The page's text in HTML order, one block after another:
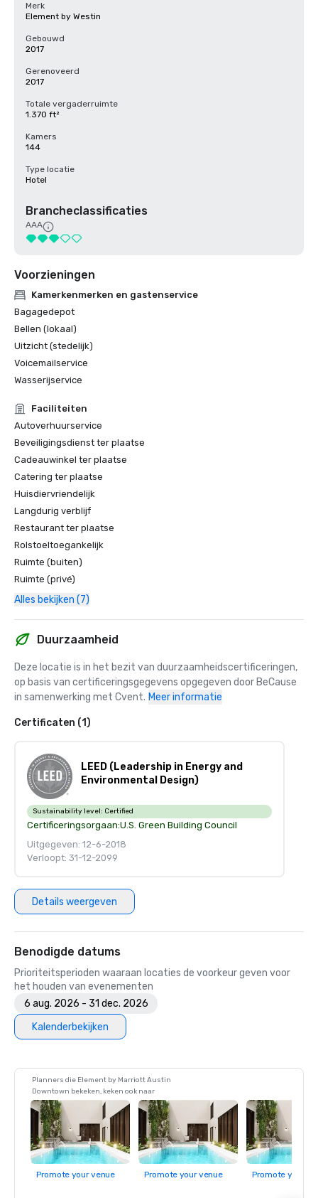
Merk
Element by Westin
Gebouwd
2017
Gerenoveerd
2017
Totale vergaderruimte
1.370 ft²
Kamers
144
Type locatie
Hotel
Brancheclassificaties
AAA
Voorzieningen
Kamerkenmerken en gastenservice
Bagagedepot
Bellen (lokaal)
Uitzicht (stedelijk)
Voicemailservice
Wasserijservice
Faciliteiten
Autoverhuurservice
Beveiligingsdienst ter plaatse
Cadeauwinkel ter plaatse
Catering ter plaatse
Huisdiervriendelijk
Langdurig verblijf
Restaurant ter plaatse
Rolstoeltoegankelijk
Ruimte (buiten)
Ruimte (privé)
Alles bekijken (7)
Duurzaamheid
Deze locatie is in het bezit van duurzaamheidscertificeringen,
op basis van certificeringsgegevens opgegeven door BeCause
in samenwerking met Cvent. Meer informatie
Certificaten (1)
LEED (Leadership in Energy and
Environmental Design)
Sustainability level: Certified
Certificeringsorgaan:U.S. Green Building Council
Uitgegeven: 12-6-2018
Verloopt: 31-12-2099
Details weergeven
Benodigde datums
Prioriteitsperioden waaraan locaties de voorkeur geven voor
het houden van evenementen
6 aug. 2026 - 31 dec. 2026
Kalenderbekijken
Planners die Element by Marriott Austin
Downtown bekeken, keken ook naar
Promote your venue Promote your venue Promote your